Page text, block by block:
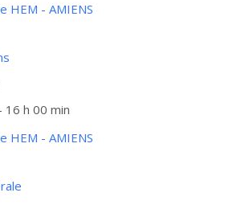
HEM - AMIENS
16 h 00 min
HEM - AMIENS